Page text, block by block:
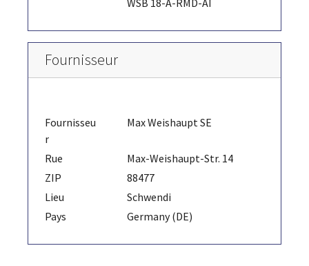
Fournisseur
Fournisseu
r
Max Weishaupt SE
Rue
Max-Weishaupt-Str. 14
ZIP
88477
Lieu
Schwendi
Pays
Germany (DE)